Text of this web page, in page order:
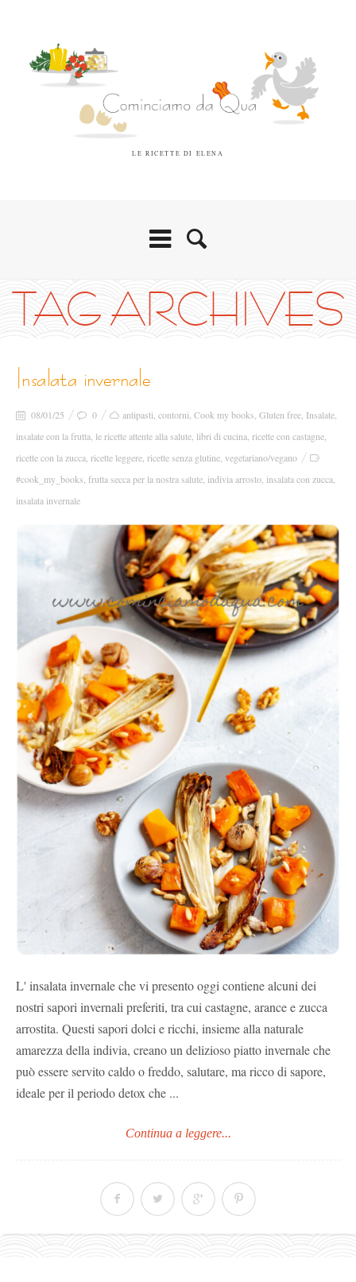
LE RICETTE DI ELENA
TAG ARCHIVES
insalata invernale
08/01/25 0 antipasti contorni Cook my books Gluten free Insalate
insalate con la frutta le ricette attente alla salute libri di cucina ricette con castagne
ricette con la zucca ricette leggere ricette senza glutine vegetariano/vegano
#cook_my_books frutta secca per la nostra salute indivia arrosto insalata con zucca
insalata invernale
L' insalata invernale che vi presento oggi contiene alcuni dei
nostri sapori invernali preferiti, tra cui castagne, arance e zucca
arrostita. Questi sapori dolci e ricchi, insieme alla naturale
amarezza della indivia, creano un delizioso piatto invernale che
può essere servito caldo o freddo, salutare, ma ricco di sapore,
ideale per il periodo detox che ...
Continua a leggere...